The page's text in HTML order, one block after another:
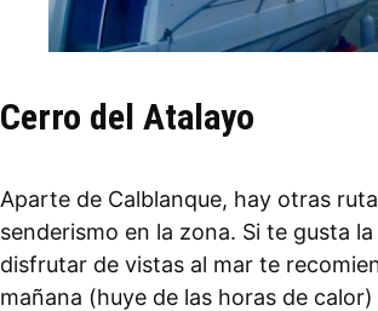
Cerro del Atalayo
Aparte de Calblanque, hay otras
senderismo en la zona. Si te gusta
disfrutar de vistas al mar te
mañana (huye de las horas de